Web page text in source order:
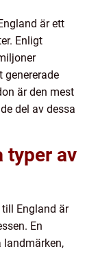
är ett
Enligt
genererade
är den mest
del av dessa
typer av
England är
En